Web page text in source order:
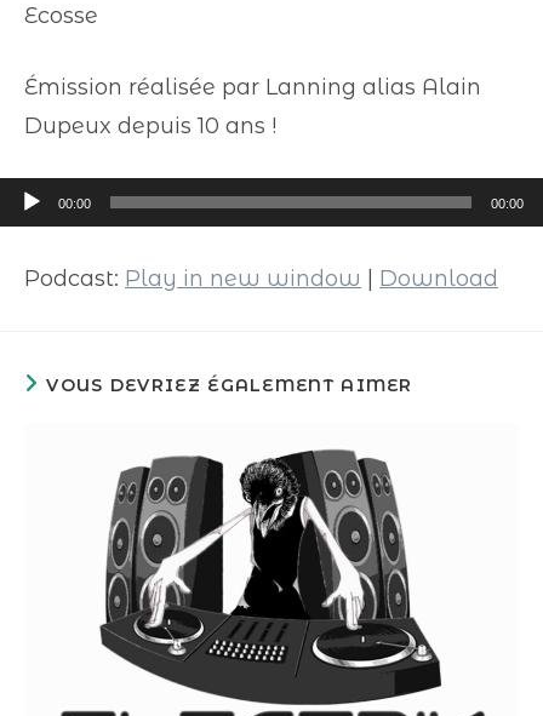
Ecosse
Émission réalisée par Lanning alias Alain
Dupeux depuis 10 ans !
Lecteur
audio
00:00 00:00
Podcast: Play in new window Download
VOUS DEVRIEZ ÉGALEMENT AIMER